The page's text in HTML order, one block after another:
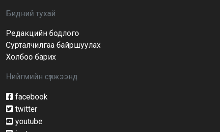
Иргэдийн төлөөлөгчдийн хурлын 2026 оны
нөхөн сонгууль 6 дугаар сарын 21-нд болно
Д.Тэгшбаяр: НҮБ-ын тогтоол санаачилж,
Бидний тухай
Редакцийн бодлого
Сурталчилгаа байршуулах
Холбоо барих
Нийгмийн сүлжээнд
facebook
twitter
youtube